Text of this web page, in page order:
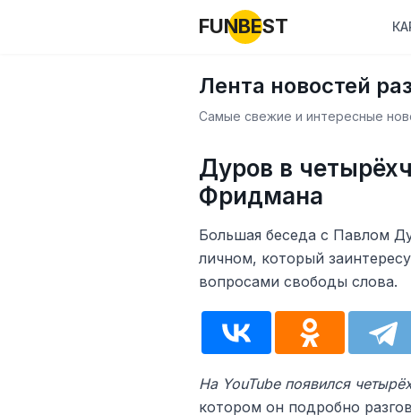
FUNBEST
Лента новостей
Самые свежие и интересные
Дуров в
Фридмана
Большая беседа с Павлом
личном, который
вопросами свободы слова.
На YouTube появился
котором он подробно